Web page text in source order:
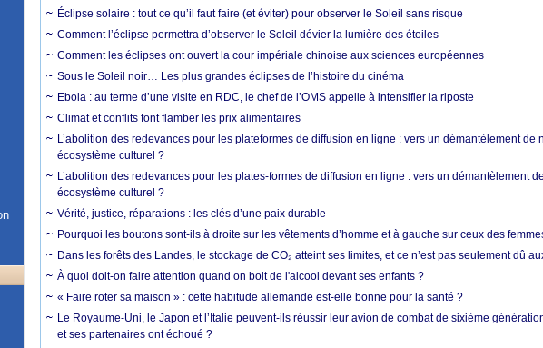
Éclipse solaire : tout ce qu’il faut faire (et éviter) pour observer le Soleil sans risque
Comment l’éclipse permettra d’observer le Soleil dévier la lumière des étoiles
Comment les éclipses ont ouvert la cour impériale chinoise aux sciences européennes
Sous le Soleil noir… Les plus grandes éclipses de l’histoire du cinéma
Ebola : au terme d’une visite en RDC, le chef de l’OMS appelle à intensifier la riposte
Climat et conflits font flamber les prix alimentaires
L’abolition des redevances pour les plateformes de diffusion en ligne : vers un démantèlement de
écosystème culturel ?
L’abolition des redevances pour les plates-formes de diffusion en ligne : vers un démantèlement
écosystème culturel ?
Vérité, justice, réparations : les clés d’une paix durable
Pourquoi les boutons sont-ils à droite sur les vêtements d’homme et à gauche sur ceux des
Dans les forêts des Landes, le stockage de CO₂ atteint ses limites, et ce n’est pas seulement dû
À quoi doit-on faire attention quand on boit de l'alcool devant ses enfants ?
« Faire roter sa maison » : cette habitude allemande est-elle bonne pour la santé ?
Le Royaume-Uni, le Japon et l’Italie peuvent-ils réussir leur avion de combat de sixième
et ses partenaires ont échoué ?